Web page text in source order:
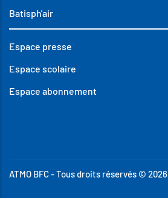
Batisph'air
Espace presse
Espace scolaire
Espace abonnement
ATMO BFC - Tous droits réservés © 2026